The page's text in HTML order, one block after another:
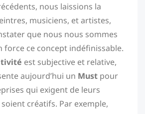
nous laissions la
musiciens, et artistes,
que nous nous sommes
force ce concept indéfinissable.
est subjective et relative,
aujourd’hui un Must pour
qui exigent de leurs
soient créatifs. Par exemple,